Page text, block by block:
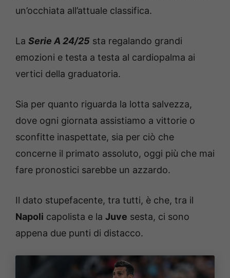
un’occhiata all’attuale classifica.
La Serie A 24/25 sta regalando grandi
emozioni e testa a testa al cardiopalma ai
vertici della graduatoria.
Sia per quanto riguarda la lotta salvezza,
dove ogni giornata assistiamo a vittorie o
sconfitte inaspettate, sia per ciò che
concerne il primato assoluto, oggi più che mai
fare pronostici sarebbe un azzardo.
Il dato stupefacente, tra tutti, è che, tra il
Napoli capolista e la Juve sesta, ci sono
appena due punti di distacco.